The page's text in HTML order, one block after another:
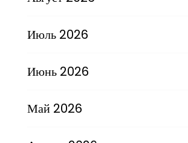
Июль 2026
Июнь 2026
Май 2026